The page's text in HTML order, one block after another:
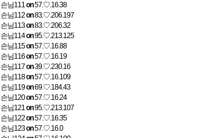
손님111on57.♡.16.38
손님112on83.♡.206.197
손님113on83.♡.206.32
손님114on95.♡.213.125
손님115on57.♡.16.88
손님116on57.♡.16.19
손님117on39.♡.230.16
손님118on57.♡.16.109
손님119on69.♡.184.43
손님120on57.♡.16.24
손님121on95.♡.213.107
손님122on57.♡.16.35
손님123on57.♡.16.0